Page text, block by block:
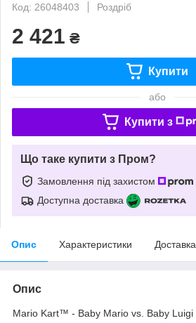
Код: 26048403
Роздріб
2 421 ₴
Купити
або
Купити з
Що таке купити з Пром?
Замовлення під захистом
Доступна доставка
Опис Характеристики Доставка
Опис
Mario Kart™ - Baby Mario vs. Baby Luigi